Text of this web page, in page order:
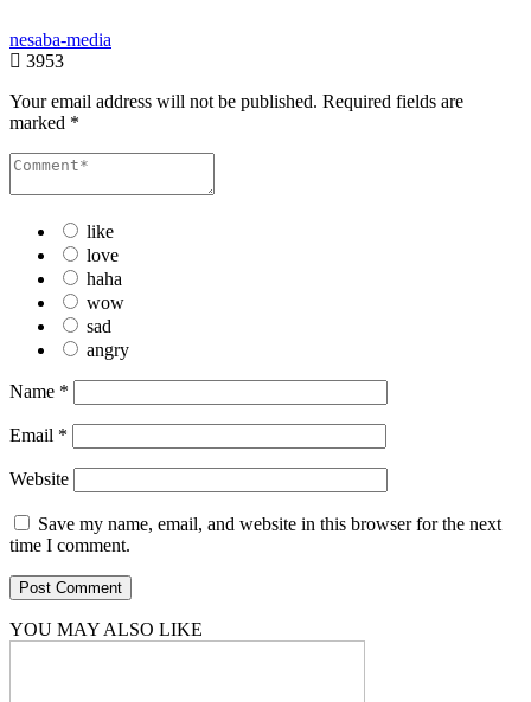
nesaba-media
3953
Your email address will not be published. Required fields are
marked *
like
love
haha
wow
sad
angry
Name *
Email *
Website
Save my name, email, and website in this browser for the next
time I comment.
YOU MAY ALSO LIKE